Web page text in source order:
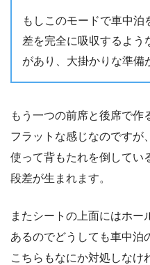
もしこのモードで車中
差を完全に吸収するよう
があり、大掛かりな準備
もう一つの前席と後席で作
フラットな感じなのですが
使って背もたれを倒してい
段差が生まれます。
またシートの上面にはホー
あるのでどうしても車中泊
こちらもなにか対処しなけ